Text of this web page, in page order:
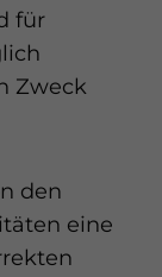
für
Zweck
den
eine